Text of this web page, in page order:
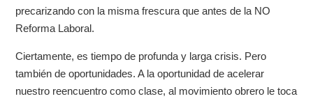
precarizando con la misma frescura que antes de la NO
Reforma Laboral.
Ciertamente, es tiempo de profunda y larga crisis. Pero
también de oportunidades. A la oportunidad de acelerar
nuestro reencuentro como clase, al movimiento obrero le toca